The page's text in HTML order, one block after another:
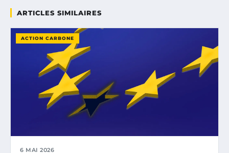
ARTICLES SIMILAIRES
ACTION CARBONE
6 MAI 2026